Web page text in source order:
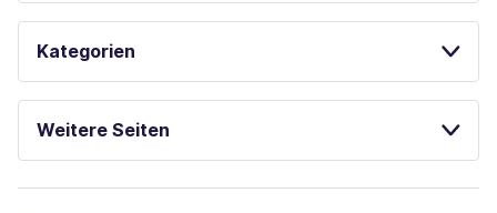
SPIELAUTOMATEN ONLINE SPIELEN
KOSTENLOSE SPIELE
Kategorien
Weitere Seiten
CasinoOnline.de